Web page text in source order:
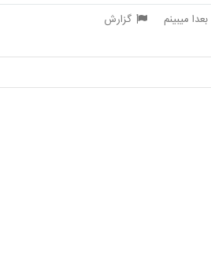
بعدا میبینم گزارش